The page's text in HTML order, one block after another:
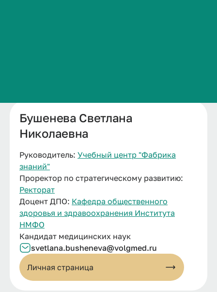
Бушенева Светлана
Николаевна
Руководитель: Учебный центр "Фабрика
знаний"
Проректор по стратегическому развитию:
Ректорат
Доцент ДПО: Кафедра общественного
здоровья и здравоохранения Института
НМФО
Кандидат медицинских наук
svetlana.busheneva@volgmed.ru
Личная страница